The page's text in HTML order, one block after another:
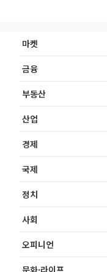
마켓
금융
부동산
산업
경제
국제
정치
사회
오피니언
문화·라이프